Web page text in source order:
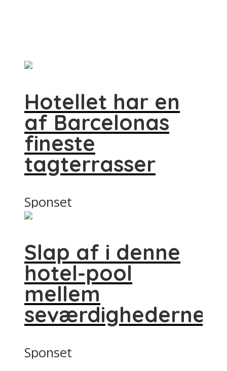
Hotellet har en
af Barcelonas
fineste
tagterrasser
Sponset
Slap af i denne
hotel-pool
mellem
seværdighederne
Sponset